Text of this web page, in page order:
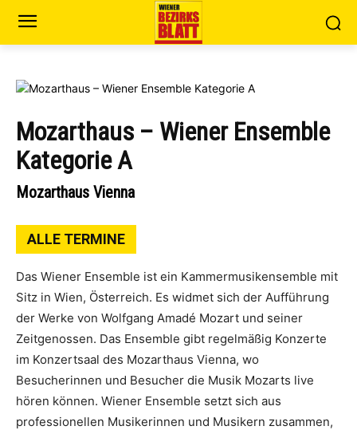
Mozarthaus – Wiener Ensemble
Kategorie A
Mozarthaus Vienna
ALLE TERMINE
Das Wiener Ensemble ist ein Kammermusikensemble mit
Sitz in Wien, Österreich. Es widmet sich der Aufführung
der Werke von Wolfgang Amadé Mozart und seiner
Zeitgenossen. Das Ensemble gibt regelmäßig Konzerte
im Konzertsaal des Mozarthaus Vienna, wo
Besucherinnen und Besucher die Musik Mozarts live
hören können. Wiener Ensemble setzt sich aus
professionellen Musikerinnen und Musikern zusammen,